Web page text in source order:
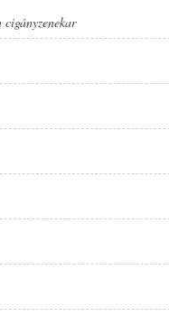
cigányzenekar